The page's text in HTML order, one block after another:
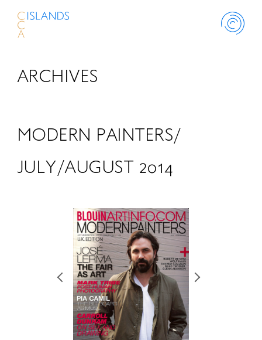
ABOUT
THINK ISLANDS
SCHOLARSHIP
RETRACE
コンサート
ARCHIVES
MODERN PAINTERS/
JULY/AUGUST 2014